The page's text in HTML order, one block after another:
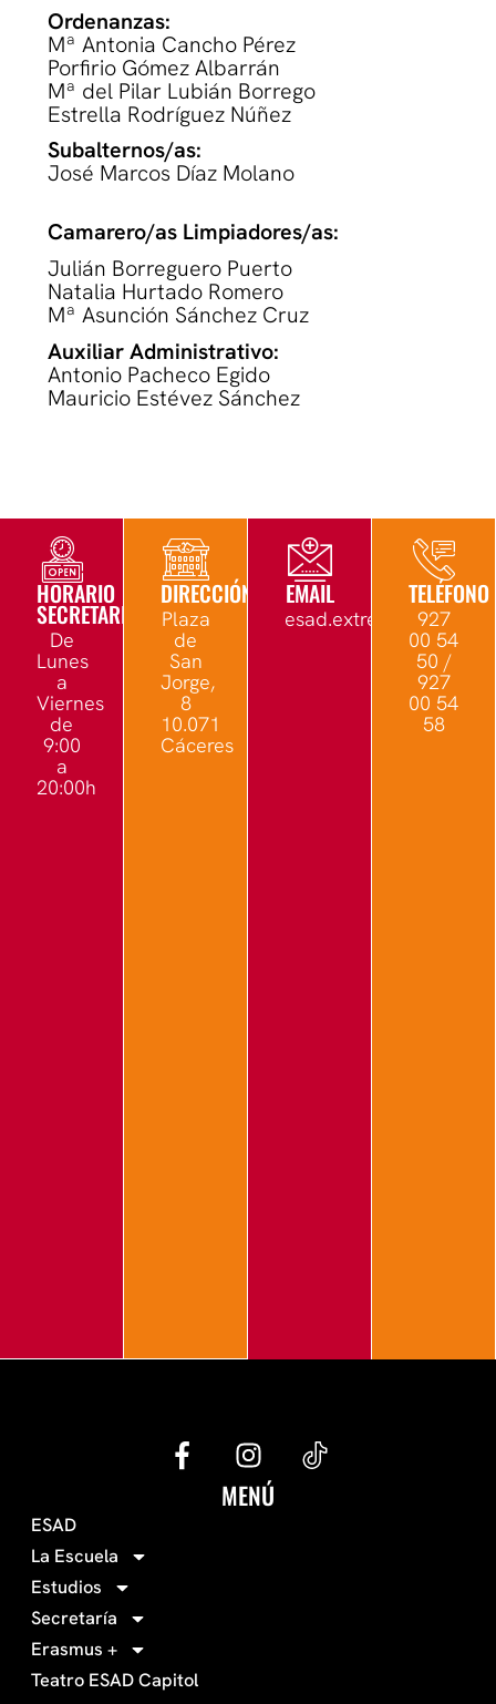
Ordenanzas:
Mª Antonia Cancho Pérez
Porfirio Gómez Albarrán
Mª del Pilar Lubián Borrego
Estrella Rodríguez Núñez
Subalternos/as:
José Marcos Díaz Molano
Camarero/as Limpiadores/as:
Julián Borreguero Puerto
Natalia Hurtado Romero
Mª Asunción Sánchez Cruz
Auxiliar Administrativo:
Antonio Pacheco Egido
Mauricio Estévez Sánchez
HORARIO
SECRETARÍA
De
Lunes
a
Viernes
de
9:00
a
20:00h
DIRECCIÓN
Plaza
de
San
Jorge,
8
10.071
Cáceres
EMAIL TELÉFONO
927
00 54
50 /
927
00 54
58
G
e
f
I
n
s
MENÚ
ESAD
La Escuela
Estudios
Secretaría
Erasmus +
Teatro ESAD Capitol